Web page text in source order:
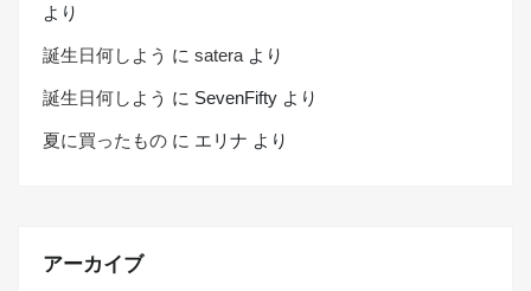
より
誕生日何しよう に satera より
誕生日何しよう に SevenFifty より
夏に買ったもの に エリナ より
アーカイブ